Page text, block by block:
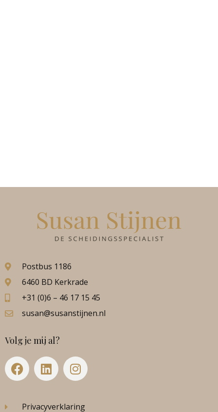
Postbus 1186
6460 BD Kerkrade
+31 (0)6 – 46 17 15 45
susan@susanstijnen.nl
Volg je mij al?
Privacyverklaring